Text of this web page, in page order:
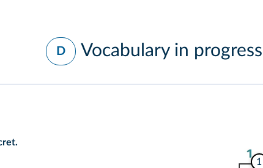
D Vocabulary in progress
1